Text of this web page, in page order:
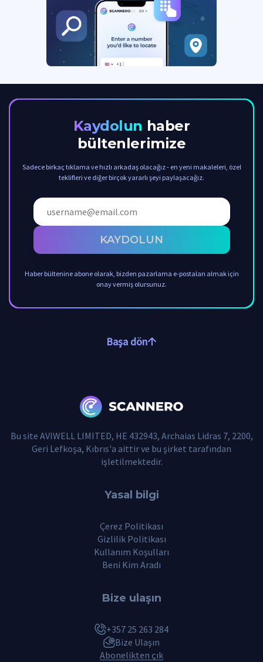
Kaydolun haber
bültenlerimize
Sadece birkaç tıklama ve hızlı arkadaş olacağız - en yeni makaleleri, özel
teklifleri ve diğer birçok yararlı şeyi paylaşacağız.
KAYDOLUN
Haber bültenine abone olarak, bizden pazarlama e-postaları almak için
onay vermiş olursunuz.
Başa dön
Bu site AVIWELL LIMITED, HE 432943, Archaias Lidras 7, 2200,
Geri Lefkoşa, Kıbrıs'a aittir ve bu şirket tarafından
işletilmektedir.
Yasal bilgi
Çerez Politikası
Gizlilik Politikası
Kullanım Koşulları
Beni Kim Aradı
Bize ulaşın
+357 25 263 284
Bize Ulaşın
Abonelikten çık